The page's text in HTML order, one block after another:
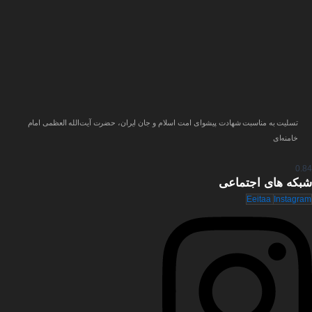
تسلیت به مناسبت شهادت پیشوای امت اسلام و جان ایران، حضرت آیت‌الله العظمی امام
خامنه‌ای
شبکه های اجتماعی
Eeitaa Instagram